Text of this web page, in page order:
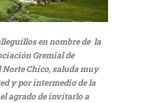
en nombre de la
Gremial de
Chico, saluda muy
y por intermedio de la
agrado de invitarlo a